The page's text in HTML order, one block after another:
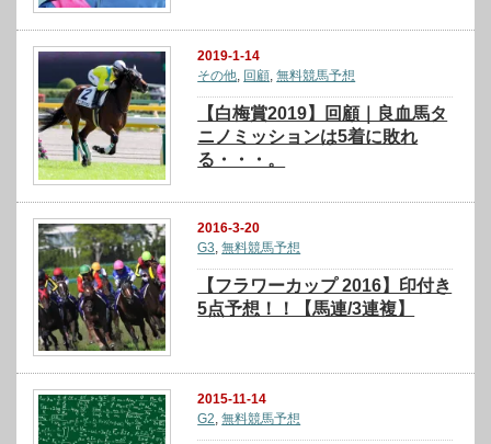
2019-1-14
その他, 回顧,無料競馬予想
【白梅賞2019】回顧｜良血馬タ
ニノミッションは5着に敗れ
る・・・。
2016-3-20
G3 ,無料競馬予想
【フラワーカップ 2016】印付き
5点予想！！【馬連/3連複】
2015-11-14
G2,無料競馬予想